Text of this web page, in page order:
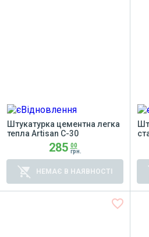
Штукатурка цементна легка
тепла Artisan С-30
285 00
грн.
remove_shopping_cart НЕМАЄ В НАЯВНОСТІ
favorite_border